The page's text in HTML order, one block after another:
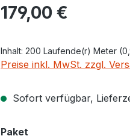
Regulärer Preis:
179,00 €
Inhalt: 200 Laufende(r) Meter
Preise inkl. MwSt. zzgl.
Sofort verfügbar,
Paket